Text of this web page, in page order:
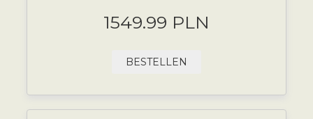
1549.99 PLN
BESTELLEN